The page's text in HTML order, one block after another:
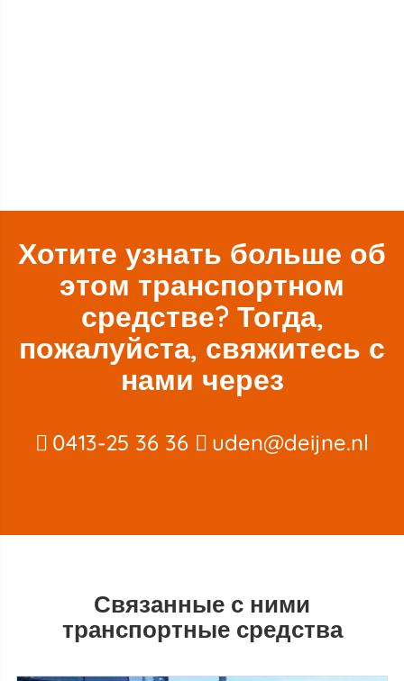
Хотите узнать больше об
этом транспортном
средстве? Тогда,
пожалуйста, свяжитесь с
нами через
0413-25 36 36 uden@deijne.nl
Связанные с ними
транспортные средства